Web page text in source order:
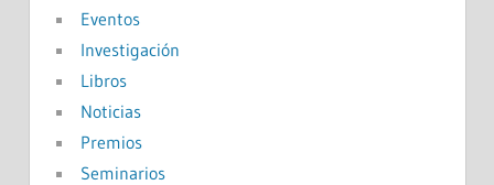
Eventos
Investigación
Libros
Noticias
Premios
Seminarios